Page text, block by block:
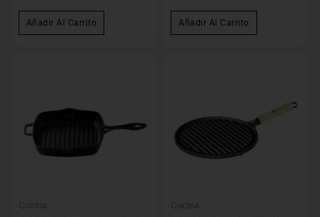
Añadir Al Carrito Añadir Al Carrito
Cocina Cocina